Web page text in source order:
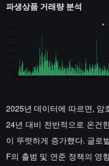
파생상품 거래량 분석
2025년 데이터에 따르면, 암
24년 대비 전반적으로 온건
이 뚜렷하게 증가했다. 글로
F의 출범 및 연준 정책의 영